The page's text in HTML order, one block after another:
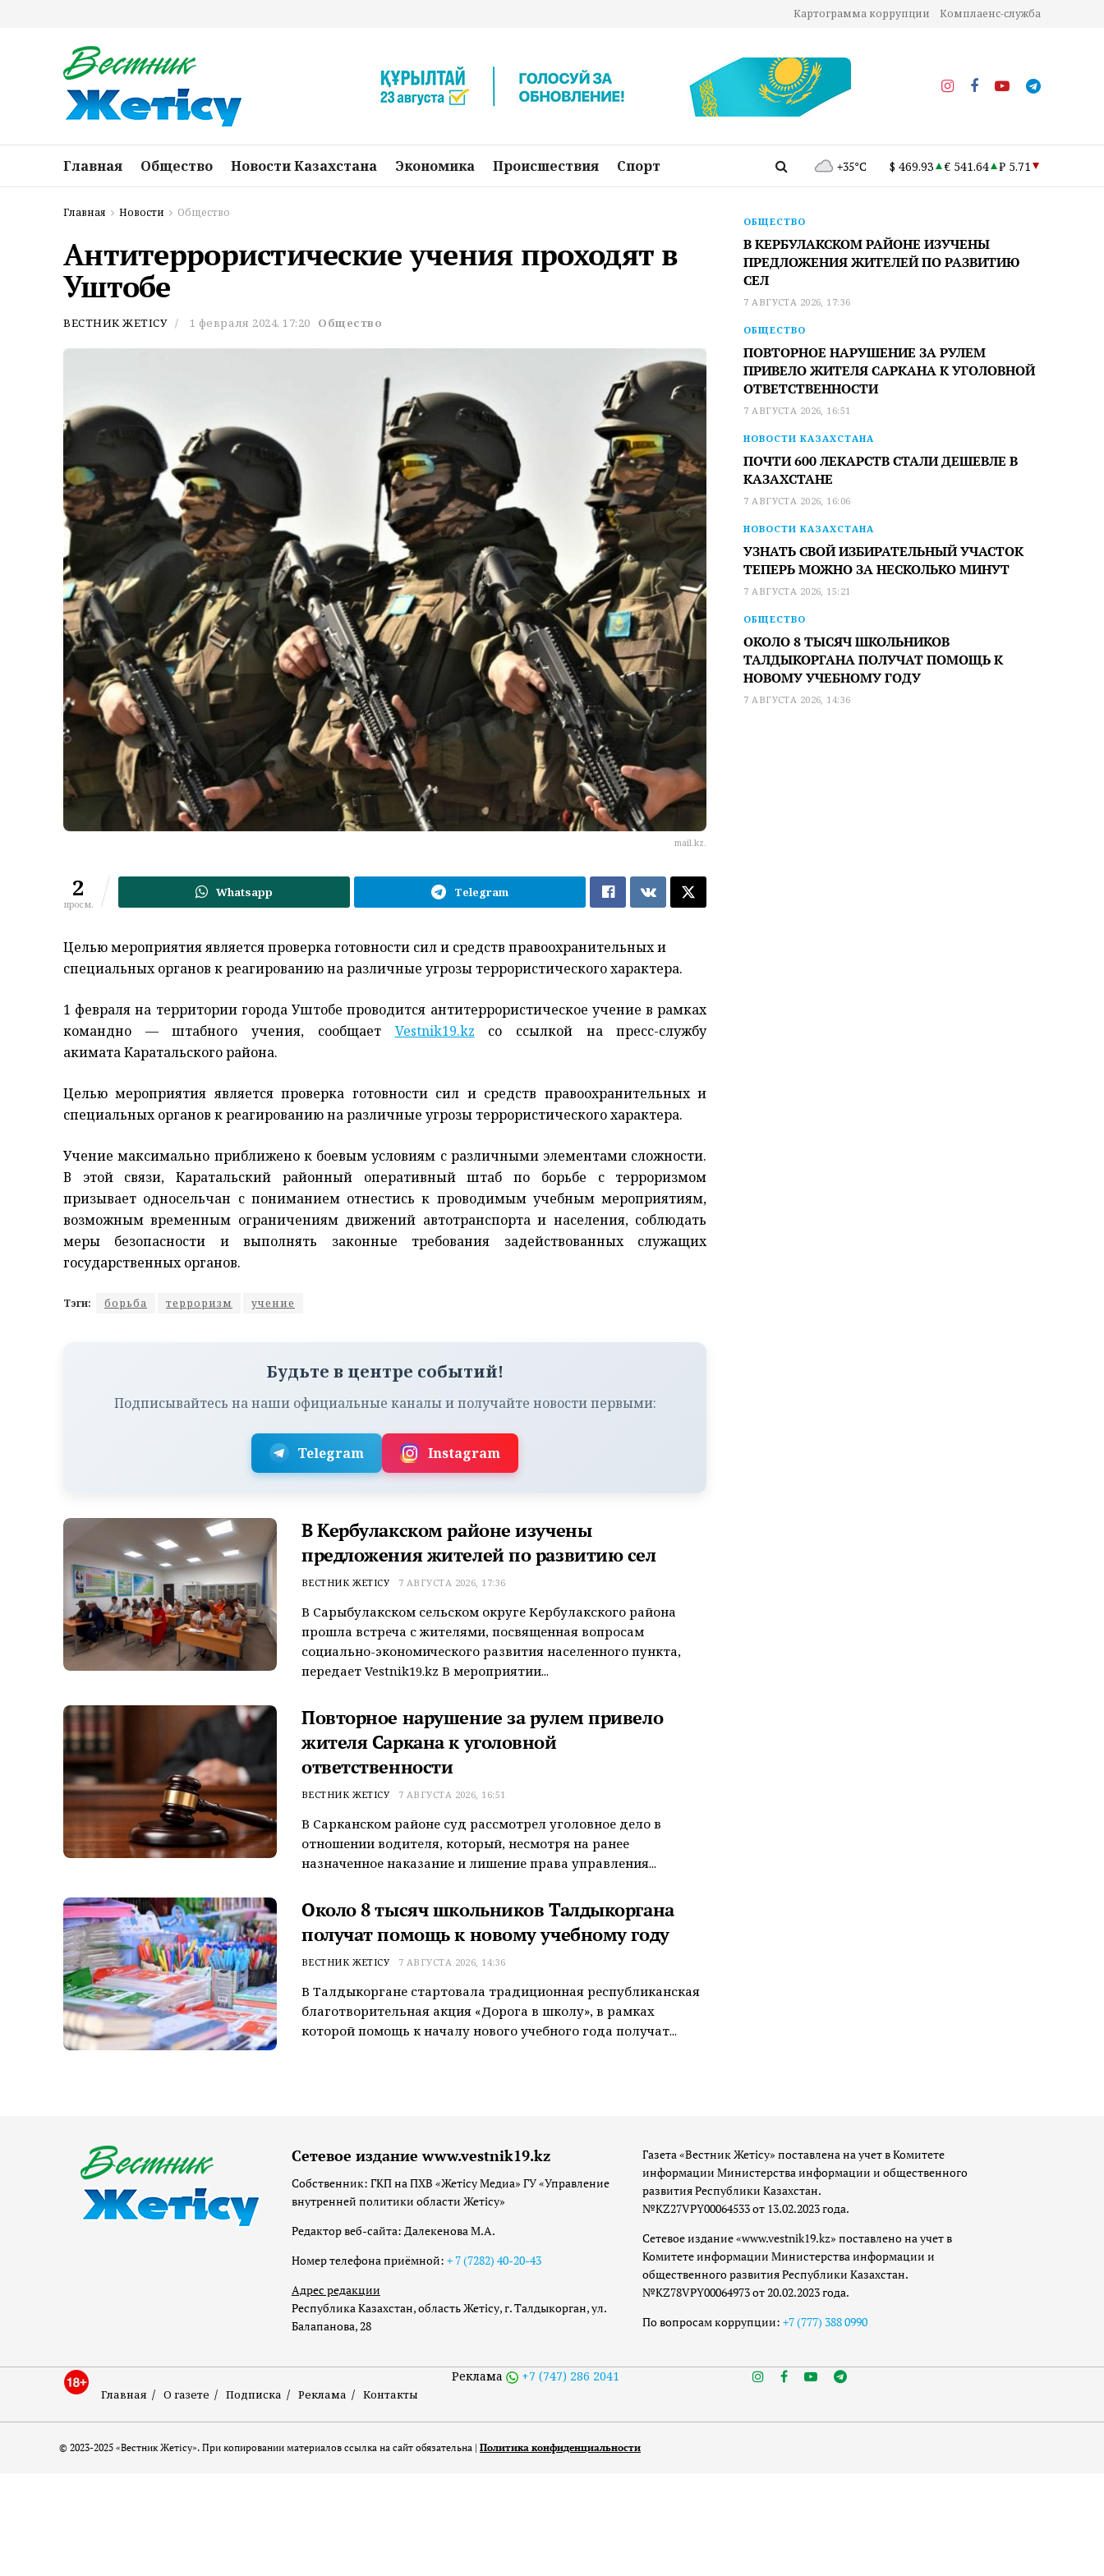
Картограмма коррупции Комплаенс-служба
Главная Общество Новости Казахстана Экономика Происшествия Спорт +35°C $ 469.93 € 541.64 ₽ 5.71
Главная Новости Общество
Антитеррористические учения проходят в
Уштобе
ВЕСТНИК ЖЕТІСУ 1 февраля 2024, 17:20 Общество
mail.kz.
2
просм.
Whatsapp Telegram
Целью мероприятия является проверка готовности сил и средств правоохранительных и
специальных органов к реагированию на различные угрозы террористического характера.
1 февраля на территории города Уштобе проводится антитеррористическое учение в рамках
командно — штабного учения, сообщает Vestnik19.kz со ссылкой на пресс-службу
акимата Каратальского района.
Целью мероприятия является проверка готовности сил и средств правоохранительных и
специальных органов к реагированию на различные угрозы террористического характера.
Учение максимально приближено к боевым условиям с различными элементами сложности.
В этой связи, Каратальский районный оперативный штаб по борьбе с терроризмом
призывает односельчан с пониманием отнестись к проводимым учебным мероприятиям,
возможным временным ограничениям движений автотранспорта и населения, соблюдать
меры безопасности и выполнять законные требования задействованных служащих
государственных органов.
Тэги: борьба терроризм учение
Будьте в центре событий!
Подписывайтесь на наши официальные каналы и получайте новости первыми:
Telegram Instagram
В Кербулакском районе изучены
предложения жителей по развитию сел
ВЕСТНИК ЖЕТІСУ 7 АВГУСТА 2026, 17:36
В Сарыбулакском сельском округе Кербулакского района
прошла встреча с жителями, посвященная вопросам
социально-экономического развития населенного пункта,
передает Vestnik19.kz В мероприятии...
Повторное нарушение за рулем привело
жителя Саркана к уголовной
ответственности
ВЕСТНИК ЖЕТІСУ 7 АВГУСТА 2026, 16:51
В Сарканском районе суд рассмотрел уголовное дело в
отношении водителя, который, несмотря на ранее
назначенное наказание и лишение права управления...
Около 8 тысяч школьников Талдыкоргана
получат помощь к новому учебному году
ВЕСТНИК ЖЕТІСУ 7 АВГУСТА 2026, 14:36
В Талдыкоргане стартовала традиционная республиканская
благотворительная акция «Дорога в школу», в рамках
которой помощь к началу нового учебного года получат...
ОБЩЕСТВО
В КЕРБУЛАКСКОМ РАЙОНЕ ИЗУЧЕНЫ
ПРЕДЛОЖЕНИЯ ЖИТЕЛЕЙ ПО РАЗВИТИЮ
СЕЛ
7 АВГУСТА 2026, 17:36
ОБЩЕСТВО
ПОВТОРНОЕ НАРУШЕНИЕ ЗА РУЛЕМ
ПРИВЕЛО ЖИТЕЛЯ САРКАНА К УГОЛОВНОЙ
ОТВЕТСТВЕННОСТИ
7 АВГУСТА 2026, 16:51
НОВОСТИ КАЗАХСТАНА
ПОЧТИ 600 ЛЕКАРСТВ СТАЛИ ДЕШЕВЛЕ В
КАЗАХСТАНЕ
7 АВГУСТА 2026, 16:06
НОВОСТИ КАЗАХСТАНА
УЗНАТЬ СВОЙ ИЗБИРАТЕЛЬНЫЙ УЧАСТОК
ТЕПЕРЬ МОЖНО ЗА НЕСКОЛЬКО МИНУТ
7 АВГУСТА 2026, 15:21
ОБЩЕСТВО
ОКОЛО 8 ТЫСЯЧ ШКОЛЬНИКОВ
ТАЛДЫКОРГАНА ПОЛУЧАТ ПОМОЩЬ К
НОВОМУ УЧЕБНОМУ ГОДУ
7 АВГУСТА 2026, 14:36
Сетевое издание www.vestnik19.kz
Собственник: ГКП на ПХВ «Жетісу Медиа» ГУ «Управление
внутренней политики области Жетісу»
Редактор веб-сайта: Далекенова М.А.
Номер телефона приёмной: + 7 (7282) 40-20-43
Адрес редакции
Республика Казахстан, область Жетісу, г. Талдыкорган, ул.
Балапанова, 28
Газета «Вестник Жетісу» поставлена на учет в Комитете
информации Министерства информации и общественного
развития Республики Казахстан.
№KZ27VPY00064533 от 13.02.2023 года.
Сетевое издание «www.vestnik19.kz» поставлено на учет в
Комитете информации Министерства информации и
общественного развития Республики Казахстан.
№KZ78VPY00064973 от 20.02.2023 года.
По вопросам коррупции: +7 (777) 388 0990
Главная О газете Подписка Реклама Контакты
Реклама +7 (747) 286 2041
© 2023-2025 «Вестник Жетісу». При копировании материалов ссылка на сайт обязательна | Политика конфиденциальности